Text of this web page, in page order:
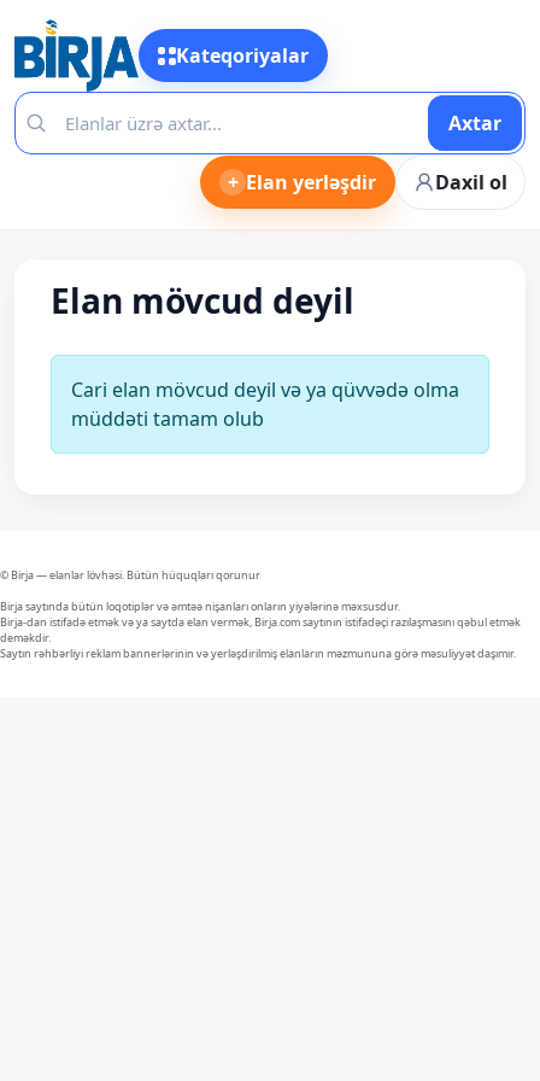
Kateqoriyalar
Axtar
+ Elan yerləşdir Daxil ol
Elan mövcud deyil
Cari elan mövcud deyil və ya qüvvədə olma
müddəti tamam olub
© Birja — elanlar lövhəsi. Bütün hüquqları qorunur
Birja saytında bütün loqotiplər və əmtəə nişanları onların yiyələrinə məxsusdur.
Birja-dan istifadə etmək və ya saytda elan vermək, Birja.com saytının istifadəçi razılaşmasını qəbul etmək
deməkdir.
Saytın rəhbərliyi reklam bannerlərinin və yerləşdirilmiş elanların məzmununa görə məsuliyyət daşımır.